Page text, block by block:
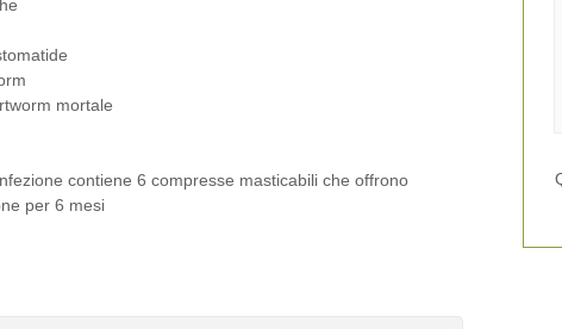
mortale
contiene 6 compresse masticabili che offrono
per 6 mesi